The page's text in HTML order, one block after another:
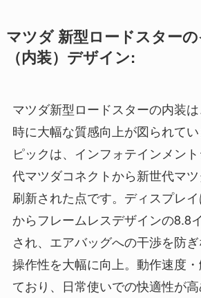
マツダ 新型ロードスター
（内装）デザイン:
マツダ新型ロードスターの内装
時に大幅な質感向上が図られて
ピックは、インフォテインメン
代マツダコネクトから新世代マ
刷新された点です。ディスプレ
からフレームレスデザインの8.8
され、エアバッグへの干渉を防
操作性を大幅に向上。動作速度
ており、日常使いでの快適性が